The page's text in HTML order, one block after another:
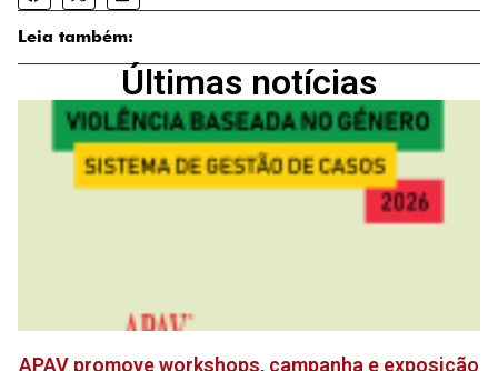
Leia também:
Últimas notícias
APAV promove workshops, campanha e exposição